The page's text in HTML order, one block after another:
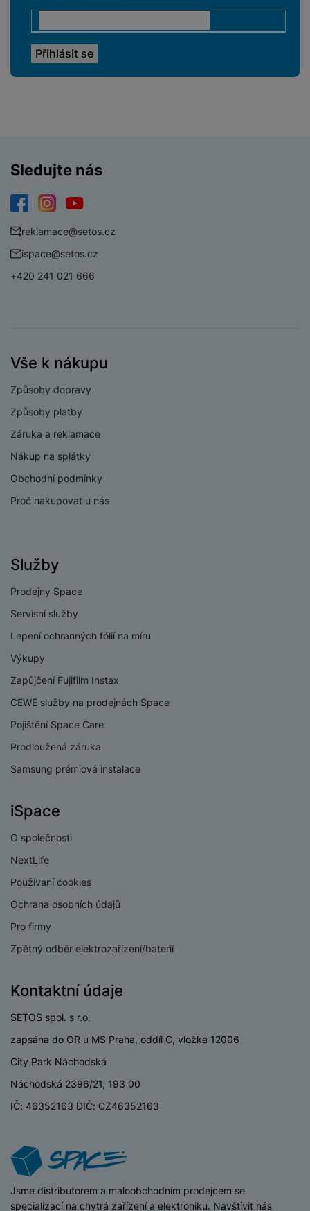
Sledujte nás
reklamace@setos.cz
ispace@setos.cz
+420 241 021 666
Vše k nákupu
Způsoby dopravy
Způsoby platby
Záruka a reklamace
Nákup na splátky
Obchodní podmínky
Proč nakupovat u nás
Služby
Prodejny Space
Servisní služby
Lepení ochranných fólií na míru
Výkupy
Zapůjčení Fujifilm Instax
CEWE služby na prodejnách Space
Pojištění Space Care
Prodloužená záruka
Samsung prémiová instalace
iSpace
O společnosti
NextLife
Používaní cookies
Ochrana osobních údajů
Pro firmy
Zpětný odběr elektrozařízení/baterií
Kontaktní údaje
SETOS spol. s r.o.
zapsána do OR u MS Praha, oddíl C, vložka 12006
City Park Náchodská
Náchodská 2396/21, 193 00
IČ: 46352163 DIČ: CZ46352163
iSpace
Jsme distributorem a maloobchodním prodejcem se
specializací na chytrá zařízení a elektroniku. Navštívit nás